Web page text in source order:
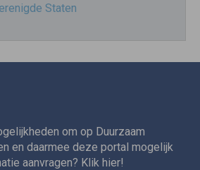
Staten
om op Duurzaam
en daarmee deze portal mogelijk
aanvragen? Klik hier!